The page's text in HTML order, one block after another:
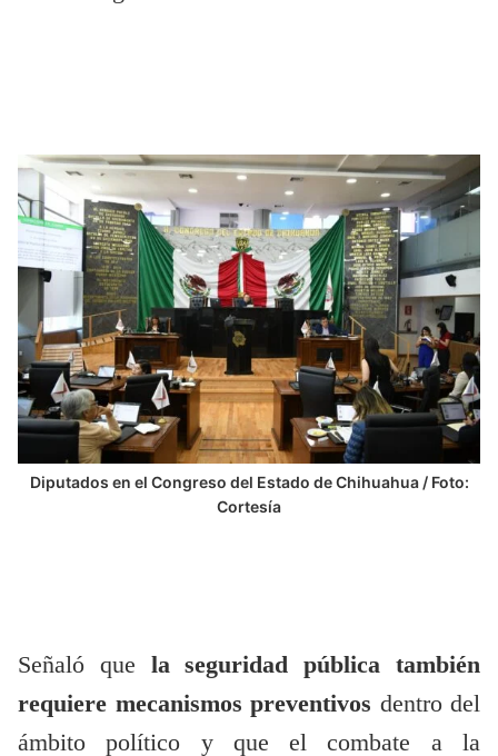
Diputados en el Congreso del Estado de Chihuahua / Foto:
Cortesía
Señaló que la seguridad pública también
requiere mecanismos preventivos dentro del
ámbito político y que el combate a la